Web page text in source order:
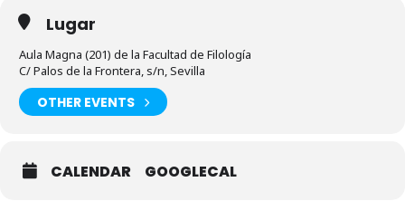
Lugar
Aula Magna (201) de la Facultad de Filología
C/ Palos de la Frontera, s/n, Sevilla
OTHER EVENTS
CALENDAR GOOGLECAL